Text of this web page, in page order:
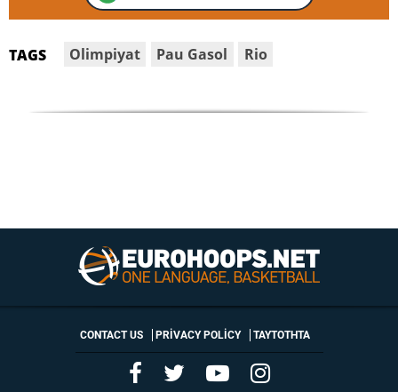
TAGS Olimpiyat Pau Gasol Rio
CONTACT US PRIVACY POLICY ΤΑΥΤΟΤΗΤΑ